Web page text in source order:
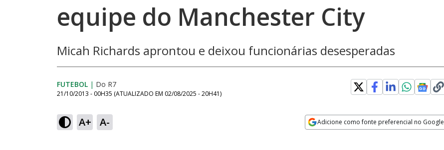
equipe do Manchester City
Micah Richards aprontou e deixou funcionárias desesperadas
FUTEBOL | Do R7
21/10/2013 - 00H35 (ATUALIZADO EM 02/08/2025 - 20H41)
A+ A- Adicione como fonte preferencial no Google